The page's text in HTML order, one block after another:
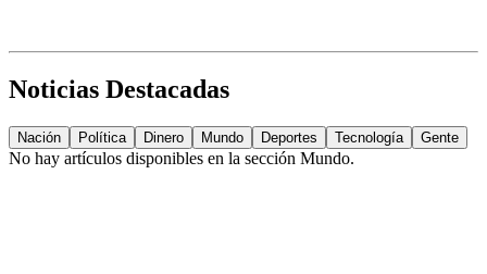
Noticias Destacadas
Nación Política Dinero Mundo Deportes Tecnología Gente
No hay artículos disponibles en la sección Mundo.